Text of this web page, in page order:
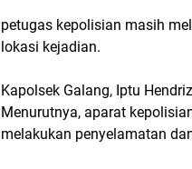
petugas kepolisian masih
lokasi kejadian.
Kapolsek Galang, Iptu
Menurutnya, aparat
melakukan penyelamatan